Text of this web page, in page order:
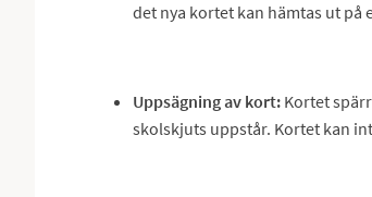
det nya kortet kan hämtas ut på
Uppsägning av kort: Kortet
skolskjuts uppstår. Kortet kan